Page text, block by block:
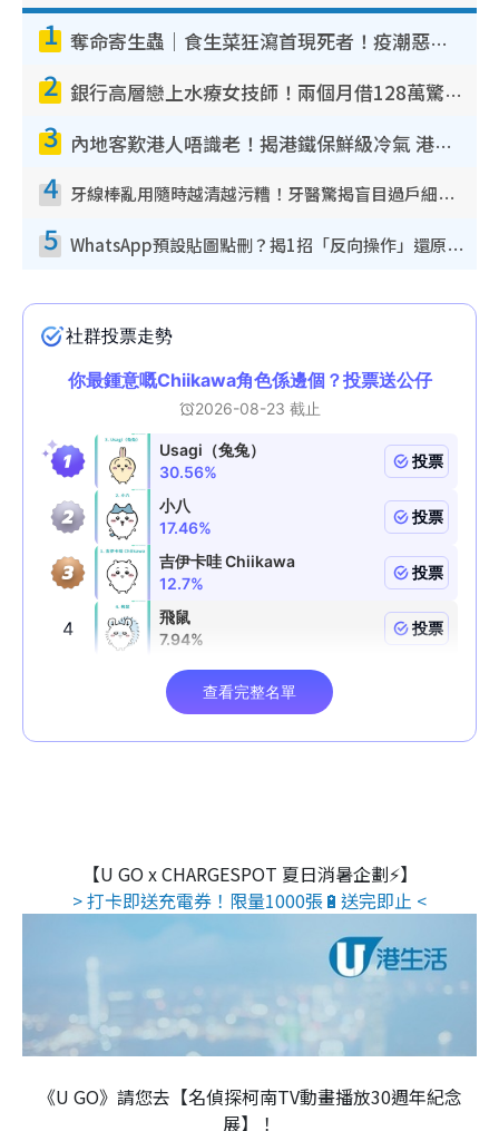
1 奪命寄生蟲｜食生菜狂瀉首現死者！疫潮惡化錄1.8萬宗病例 揭洗菜3大謬誤
2 銀行高層戀上水療女技師！兩個月借128萬驚覺「沉船」沉落火海 揭背後疑似邪教操控賣淫
3 內地客歎港人唔識老！揭港鐵保鮮級冷氣 港人求放過：咪投訴
4 牙線棒亂用隨時越清越污糟！牙醫驚揭盲目過戶細菌恐致蛀牙：呢種先係日常真保養
5 WhatsApp預設貼圖點刪？揭1招「反向操作」還原簡潔介面 附3步實測教學
【U GO x CHARGESPOT 夏日消暑企劃⚡】
> 打卡即送充電券！限量1000張🔋送完即止 <
《U GO》請您去【名偵探柯南TV動畫播放30週年紀念
展】！